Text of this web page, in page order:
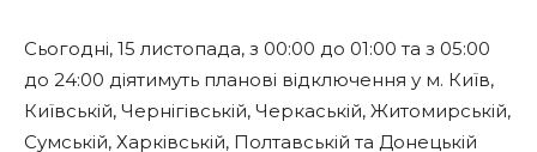
Сьогодні, 15 листопада, з 00:00 до 01:00 та з 05:00
до 24:00 діятимуть планові відключення у м. Київ,
Київській, Чернігівській, Черкаській, Житомирській,
Сумській, Харківській, Полтавській та Донецькій